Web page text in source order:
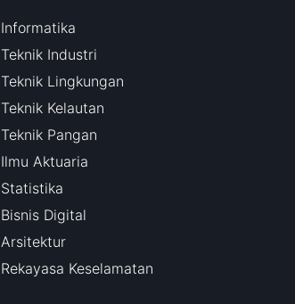
Informatika
Teknik Industri
Teknik Lingkungan
Teknik Kelautan
Teknik Pangan
Ilmu Aktuaria
Statistika
Bisnis Digital
Arsitektur
Rekayasa Keselamatan